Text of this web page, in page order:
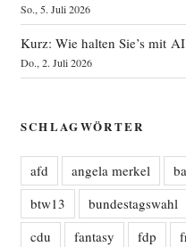
So., 5. Juli 2026
Kurz: Wie halten Sie’s mit
Do., 2. Juli 2026
SCHLAGWÖRTER
afd angela merkel
btw13
bundestagswahl
cdu
fantasy fdp